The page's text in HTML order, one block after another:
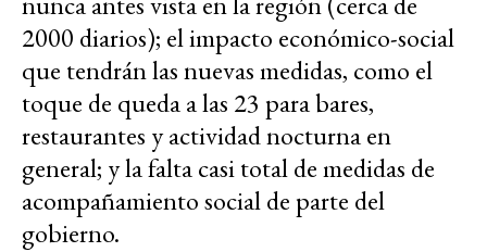
2000 diarios); el impacto económico-social
que tendrán las nuevas medidas, como el
toque de queda a las 23 para bares,
restaurantes y actividad nocturna en
general; y la falta casi total de medidas de
acompañamiento social de parte del
gobierno.